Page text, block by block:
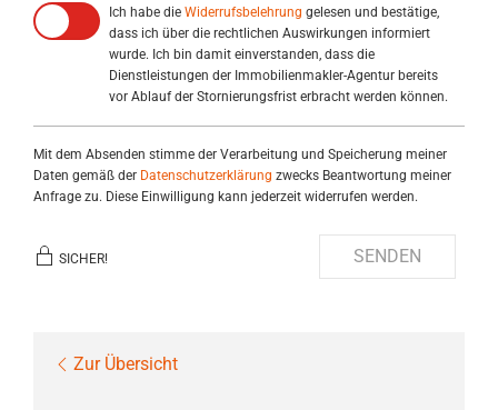
Ich habe die Widerrufsbelehrung gelesen und bestätige,
dass ich über die rechtlichen Auswirkungen informiert
wurde. Ich bin damit einverstanden, dass die
Dienstleistungen der Immobilienmakler-Agentur bereits
vor Ablauf der Stornierungsfrist erbracht werden können.
Mit dem Absenden stimme der Verarbeitung und Speicherung meiner
Daten gemäß der Datenschutzerklärung zwecks Beantwortung meiner
Anfrage zu. Diese Einwilligung kann jederzeit widerrufen werden.
SICHER! SENDEN
Zur Übersicht